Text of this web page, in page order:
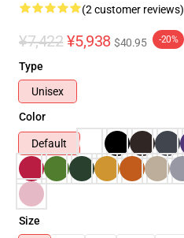
(2 customer reviews)
¥7,422 ¥5,938 $40.95 -20%
Type
Unisex
Color
Default
Size